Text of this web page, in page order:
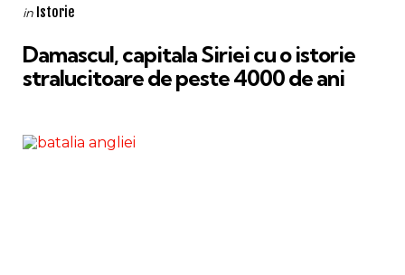
Categories
Posted
in Istorie
Damascul, capitala Siriei cu o istorie
stralucitoare de peste 4000 de ani